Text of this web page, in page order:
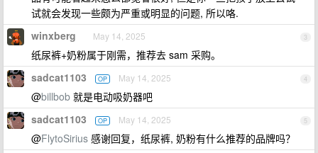
试就会发现一些颇为严重或明显的问题, 所以咯.
3
winxberg May 14, 2025
纸尿裤+奶粉属于刚需，推荐去 sam 采购。
4
sadcat1103 OP May 14, 2025
@billbob 就是电动吸奶器吧
5
sadcat1103 OP May 14, 2025
@FlytoSirius 感谢回复，纸尿裤, 奶粉有什么推荐的品牌吗？